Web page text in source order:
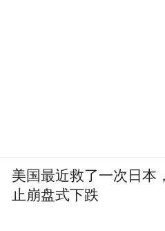
美国最近救了一次日本
止崩盘式下跌